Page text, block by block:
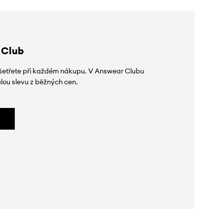
při každém nákupu. V Answear Clubu
slevu z běžných cen.